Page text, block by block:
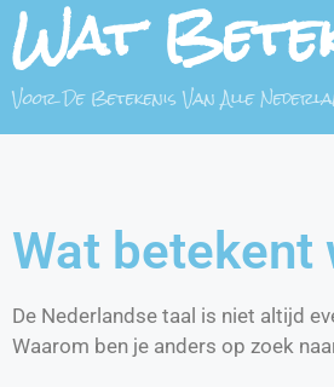
Wat
Voor De Betekenis Van Alle
Wat betekent
De Nederlandse taal is niet altijd
Waarom ben je anders op zoek